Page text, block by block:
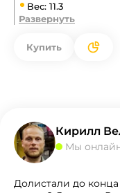
Вес: 11.3
Развернуть
Купить
Кирилл
Мы
Долистали до